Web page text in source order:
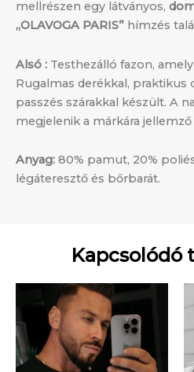
mellrészen egy látványos,
„OLAVOGA PARIS” hímzés
Alsó : Testhezálló fazon,
Rugalmas derékkal, praktikus
passzés szárakkal készült. A
megjelenik a márkára
Anyag: 80% pamut, 20%
légáteresztő és bőrbarát.
Kapcsolódó
Original
price
was:
28
000 Ft.